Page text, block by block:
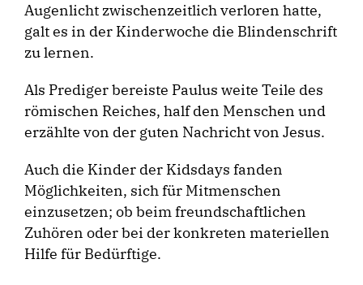
Augenlicht zwischenzeitlich verloren hatte,
galt es in der Kinderwoche die Blindenschrift
zu lernen.
Als Prediger bereiste Paulus weite Teile des
römischen Reiches, half den Menschen und
erzählte von der guten Nachricht von Jesus.
Auch die Kinder der Kidsdays fanden
Möglichkeiten, sich für Mitmenschen
einzusetzen; ob beim freundschaftlichen
Zuhören oder bei der konkreten materiellen
Hilfe für Bedürftige.